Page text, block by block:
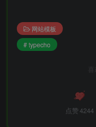
网站模板
# typecho
点赞4244